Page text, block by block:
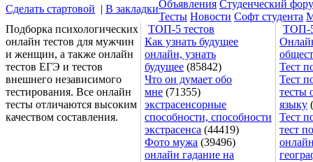
Сделать стартовой | В закладкиОбъявления Студенческий
Тесты Новости Софт студента
Подборка психологических
онлайн тестов для мужчин
и женщин, а также онлайн
тестов ЕГЭ и тестов
внешнего независимого
тестирования. Все онлайн
тесты отличаются высоким
качеством составления.
ТОП-5 тестов
ТОП-
Как узнать будущее
онлайн, узнать
будущее (85842)
Что он думает обо
мне (71355)
экстрасенсорные
способности, способности
экстрасенса (44419)
Фото мужа (39496)
онлайн гадание на
Тест
Тест
тесты
языку
Тест
тест